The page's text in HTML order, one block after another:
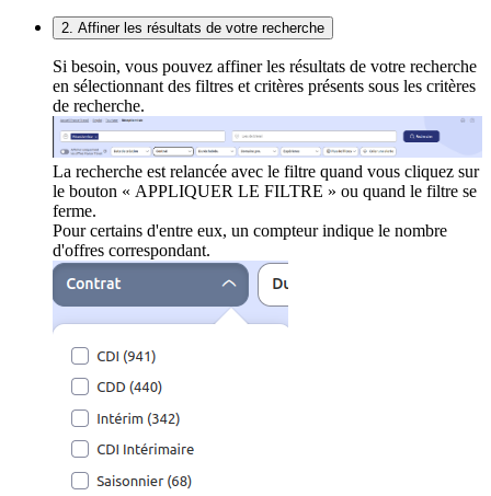
2. Affiner les résultats de votre recherche
Si besoin, vous pouvez affiner les résultats de votre recherche
en sélectionnant des filtres et critères présents sous les critères
de recherche.
La recherche est relancée avec le filtre quand vous cliquez sur
le bouton « APPLIQUER LE FILTRE » ou quand le filtre se
ferme.
Pour certains d'entre eux, un compteur indique le nombre
d'offres correspondant.